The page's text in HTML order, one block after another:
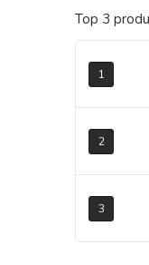
Top 3